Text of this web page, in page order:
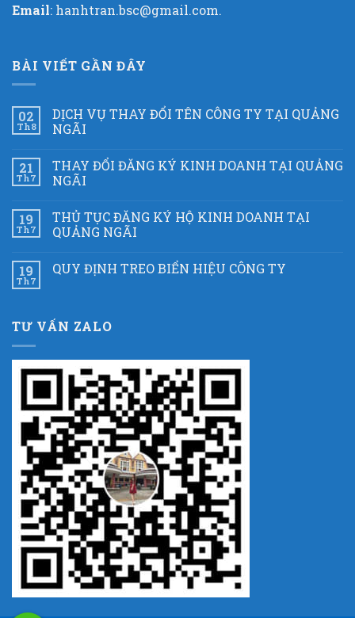
Email: hanhtran.bsc@gmail.com.
BÀI VIẾT GẦN ĐÂY
02
Th8
DỊCH VỤ THAY ĐỔI TÊN CÔNG TY TẠI QUẢNG
NGÃI
21
Th7
THAY ĐỔI ĐĂNG KÝ KINH DOANH TẠI QUẢNG
NGÃI
19
Th7
THỦ TỤC ĐĂNG KÝ HỘ KINH DOANH TẠI
QUẢNG NGÃI
19
Th7
QUY ĐỊNH TREO BIỂN HIỆU CÔNG TY
TƯ VẤN ZALO